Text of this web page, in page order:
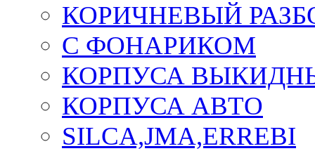
КОРИЧНЕВЫЙ
С ФОНАРИКОМ
КОРПУСА
КОРПУСА АВТО
SILCA,JMA,ERREBI